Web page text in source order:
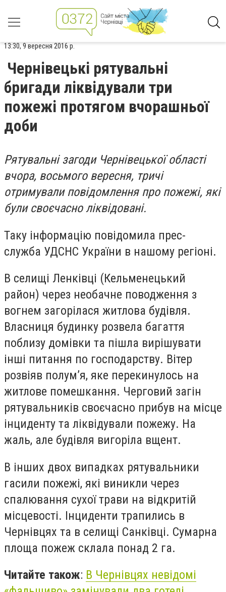
13:30, 9 вересня 2016 р.
Чернівецькі рятувальні
бригади ліквідували три
пожежі протягом вчорашньої
доби
Рятувальні загоди Чернівецької області
вчора, восьмого вересня, тричі
отримували повідомлення про пожежі, які
були своєчасно ліквідовані.
Таку інформацію повідомила прес-
служба УДСНС України в нашому регіоні.
В селищі Ленківці (Кельменецький
район) через необачне поводження з
вогнем загорілася житлова будівля.
Власниця будинку розвела багаття
поблизу домівки та пішла вирішувати
інші питання по господарству. Вітер
розвіяв полум’я, яке перекинулось на
житлове помешкання. Черговий загін
рятувальників своєчасно прибув на місце
інциденту та ліквідували пожежу. На
жаль, але будівля вигоріла вщент.
В інших двох випадках рятувальники
гасили пожежі, які виникли через
спалювання сухої трави на відкритій
місцевості. Інциденти трапились в
Чернівцях та в селищі Санківці. Сумарна
площа пожеж склала понад 2 га.
Читайте також: В Чернівцях невідомі